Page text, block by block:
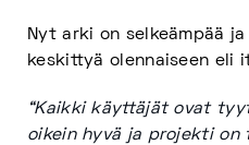
Nyt arki on selkeämpää
keskittyä olennaiseen eli
“Kaikki käyttäjät ovat
oikein hyvä ja projekti